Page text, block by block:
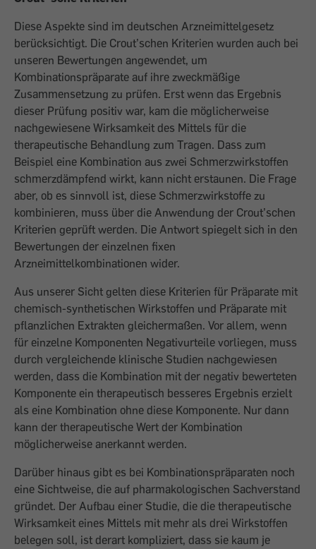
Diese Aspekte sind im deutschen Arzneimittelgesetz
berücksichtigt. Die Crout’schen Kriterien wurden auch bei
unseren Bewertungen angewendet, um
Kombinationspräparate auf ihre zweckmäßige
Zusammensetzung zu prüfen. Erst wenn das Ergebnis
dieser Prüfung positiv war, kam die möglicherweise
nachgewiesene Wirksamkeit des Mittels für die
therapeutische Behandlung zum Tragen. Dass zum
Beispiel eine Kombination aus zwei Schmerzwirkstoffen
schmerzdämpfend wirkt, kann nicht erstaunen. Die Frage
aber, ob es sinnvoll ist, diese Schmerzwirkstoffe zu
kombinieren, muss über die Anwendung der Crout’schen
Kriterien geprüft werden. Die Antwort spiegelt sich in den
Bewertungen der einzelnen fixen
Arzneimittelkombinationen wider.
Aus unserer Sicht gelten diese Kriterien für Präparate mit
chemisch-synthetischen Wirkstoffen und Präparate mit
pflanzlichen Extrakten gleichermaßen. Vor allem, wenn
für einzelne Komponenten Negativurteile vorliegen, muss
durch vergleichende klinische Studien nachgewiesen
werden, dass die Kombination mit der negativ bewerteten
Komponente ein therapeutisch besseres Ergebnis erzielt
als eine Kombination ohne diese Komponente. Nur dann
kann der therapeutische Wert der Kombination
möglicherweise anerkannt werden.
Darüber hinaus gibt es bei Kombinationspräparaten noch
eine Sichtweise, die auf pharmakologischen Sachverstand
gründet. Der Aufbau einer Studie, die die therapeutische
Wirksamkeit eines Mittels mit mehr als drei Wirkstoffen
belegen soll, ist derart kompliziert, dass sie kaum je